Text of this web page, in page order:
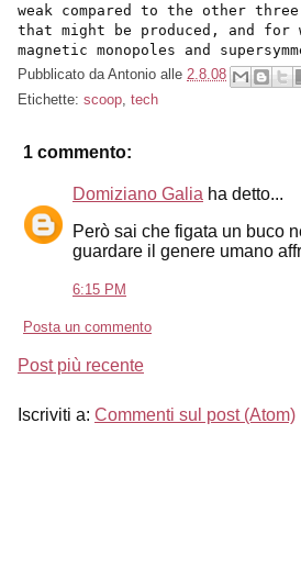
weak compared to the other
that might be produced, and for
magnetic monopoles and
Pubblicato da Antonio alle 2.8.08
Etichette: scoop, tech
1 commento:
Domiziano Galia ha detto...
Però sai che figata un buco
guardare il genere umano
6:15 PM
Posta un commento
Post più recente
Iscriviti a: Commenti sul post (Atom)